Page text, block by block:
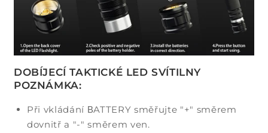
DOBÍJECÍ TAKTICKÉ LED SVÍTILNY
POZNÁMKA:
Při vkládání ΒATTERY směřujte "+" směrem
dovnitř a "-" směrem ven.